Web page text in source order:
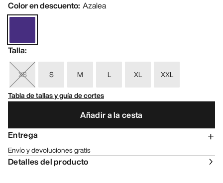
Color en descuento: Azalea
Talla:
XS S M L XL
XXL
Tabla de tallas y guía de cortes
Añadir a la cesta
Entrega
Envío y devoluciones gratis
Detalles del producto